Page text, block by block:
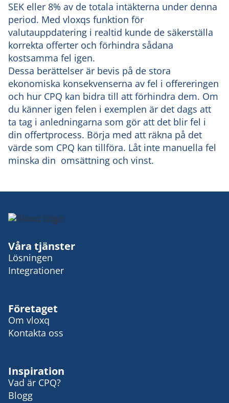
SEK eller 8% av de totala intäkterna under denna
period. Med vloxqs funktion för
valutauppdatering i realtid kunde de säkerställa
korrekta offerter och förhindra sådana
kostsamma fel igen.
Dessa berättelser är bevis på de stora
ekonomiska konsekvenserna av fel i offereringen
och hur CPQ kan bidra till att förhindra dem. Om
du känner igen felen i exemplen är det dags att
ta tag i anledningarna som gör att det blir fel i
din offertprocess. Börja med att räkna på det
värde som CPQ kan tillföra. Låt inte manuella fel
minska din omsättning och vinst.
Våra tjänster
Lösningen
Integrationer
Företaget
Om vloxq
Kontakta oss
Inspiration
Vad är CPQ?
Blogg